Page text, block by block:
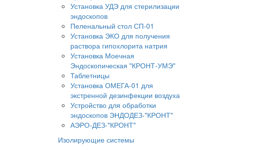
Установка УДЭ для стерилизации
эндоскопов
Пеленальный стол СП-01
Установка ЭКО для получения
раствора гипохлорита натрия
Установка Моечная
Эндоскопическая "КРОНТ-УМЭ"
Таблетницы
Установка ОМЕГА-01 для
экстренной дезинфекции воздуха
Устройство для обработки
эндоскопов ЭНДОДЕЗ-"КРОНТ"
АЭРО-ДЕЗ-"КРОНТ"
Изолирующие системы